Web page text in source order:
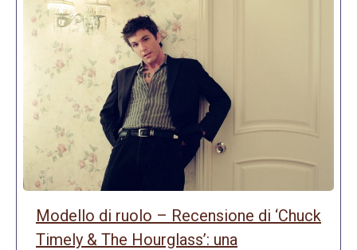
Modello di ruolo – Recensione di ‘Chuck
Timely & The Hourglass’: una